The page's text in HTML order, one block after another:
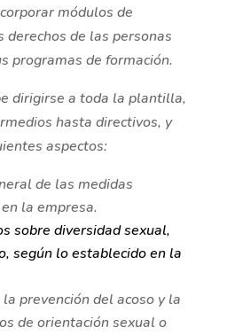
módulos de
derechos de las personas
programas de formación.
dirigirse a toda la plantilla,
hasta directivos, y
aspectos:
de las medidas
la empresa.
sobre diversidad sexual,
según lo establecido en la
prevención del acoso y la
de orientación sexual o